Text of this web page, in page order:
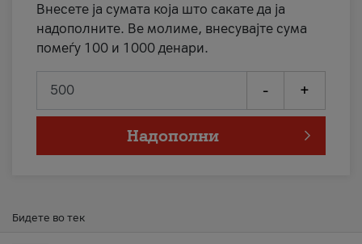
Внесете ја сумата која што сакате да ја
надополните. Ве молиме, внесувајте сума
помеѓу 100 и 1000 денари.
- +
Надополни
Бидете во тек